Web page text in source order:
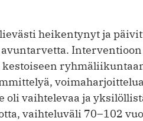
heikentynyt ja
oli vaihtelevaa ja
vaihteluväli 70–102